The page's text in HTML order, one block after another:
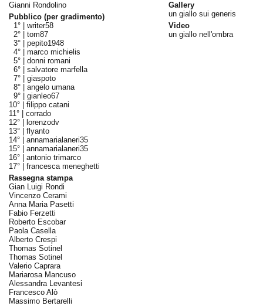
Gianni Rondolino
Pubblico (per gradimento)
1° | writer58
2° | tom87
3° | pepito1948
4° | marco michielis
5° | donni romani
6° | salvatore marfella
7° | giaspoto
8° | angelo umana
9° | gianleo67
10° | filippo catani
11° | corrado
12° |
lorenzodv
13° | flyanto
14° | annamarialaneri35
15° | annamarialaneri35
16° | antonio trimarco
17° | francesca meneghetti
Rassegna stampa
Gian Luigi Rondi
Vincenzo Cerami
Anna Maria Pasetti
Fabio Ferzetti
Roberto Escobar
Paola Casella
Alberto Crespi
Thomas Sotinel
Thomas Sotinel
Valerio Caprara
Mariarosa Mancuso
Alessandra Levantesi
Francesco Alò
Massimo Bertarelli
Gallery
un giallo sui generis
Video
un giallo nell'ombra